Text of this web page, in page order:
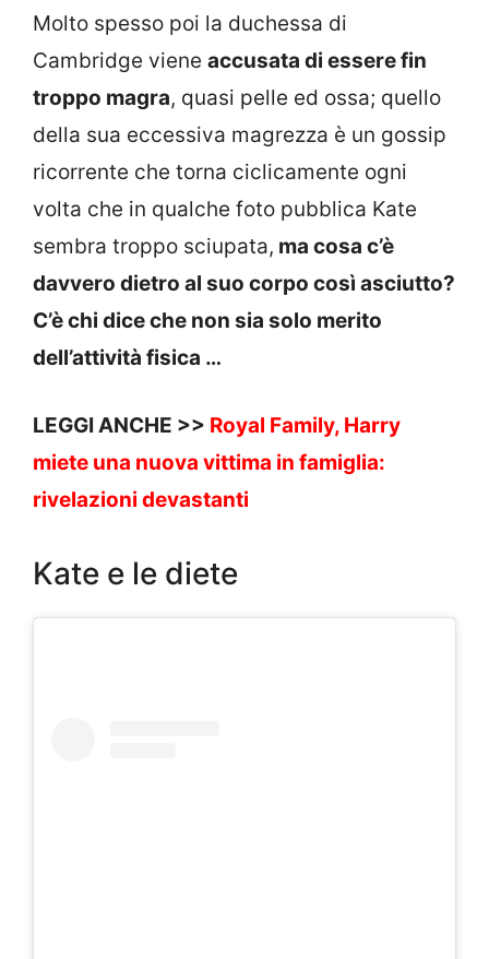
Molto spesso poi la duchessa di
Cambridge viene accusata di essere fin
troppo magra, quasi pelle ed ossa; quello
della sua eccessiva magrezza è un gossip
ricorrente che torna ciclicamente ogni
volta che in qualche foto pubblica Kate
sembra troppo sciupata, ma cosa c’è
davvero dietro al suo corpo così asciutto?
C’è chi dice che non sia solo merito
dell’attività fisica …
LEGGI ANCHE >> Royal Family, Harry
miete una nuova vittima in famiglia:
rivelazioni devastanti
Kate e le diete